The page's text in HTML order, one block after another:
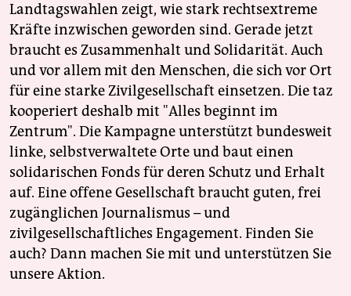
Landtagswahlen zeigt, wie stark rechtsextreme
Kräfte inzwischen geworden sind. Gerade jetzt
braucht es Zusammenhalt und Solidarität. Auch
und vor allem mit den Menschen, die sich vor Ort
für eine starke Zivilgesellschaft einsetzen. Die taz
kooperiert deshalb mit "Alles beginnt im
Zentrum". Die Kampagne unterstützt bundesweit
linke, selbstverwaltete Orte und baut einen
solidarischen Fonds für deren Schutz und Erhalt
auf. Eine offene Gesellschaft braucht guten, frei
zugänglichen Journalismus – und
zivilgesellschaftliches Engagement. Finden Sie
auch? Dann machen Sie mit und unterstützen Sie
unsere Aktion.